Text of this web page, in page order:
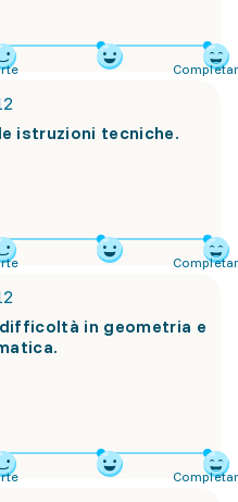
istruzioni tecniche.
in geometria e